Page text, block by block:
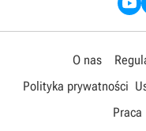
O nas
Polityka prywatności
Praca